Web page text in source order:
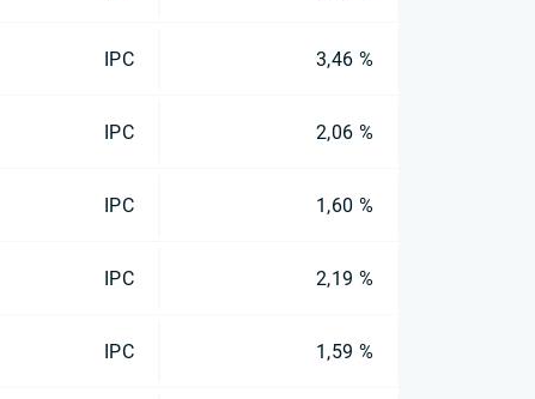
IPC 3,46 %
IPC 2,06 %
IPC 1,60 %
IPC 2,19 %
IPC 1,59 %